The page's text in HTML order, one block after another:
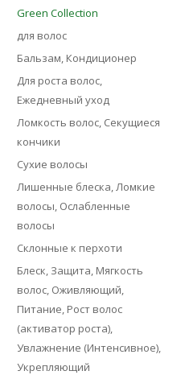
Green Collection
для волос
Бальзам, Кондиционер
Для роста волос,
Ежедневный уход
Ломкость волос, Секущиеся
кончики
Сухие волосы
Лишенные блеска, Ломкие
волосы, Ослабленные
волосы
Склонные к перхоти
Блеск, Защита, Мягкость
волос, Оживляющий,
Питание, Рост волос
(активатор роста),
Увлажнение (Интенсивное),
Укрепляющий